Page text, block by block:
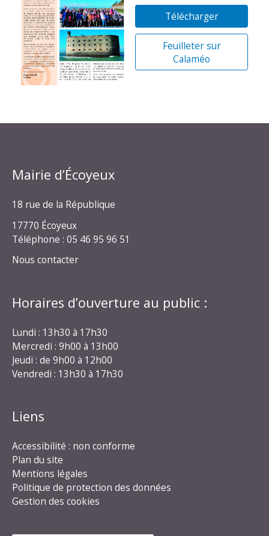
Télécharger
Feuilleter sur
Calaméo
Mairie d’Écoyeux
18 rue de la République
17770 Écoyeux
Téléphone : 05 46 95 96 51
Nous contacter
Horaires d’ouverture au public :
Lundi : 13h30 à 17h30
Mercredi : 9h00 à 13h00
Jeudi : de 9h00 à 12h00
Vendredi : 13h30 à 17h30
Liens
Accessibilité : non conforme
Plan du site
Mentions légales
Politique de protection des données
Gestion des cookies